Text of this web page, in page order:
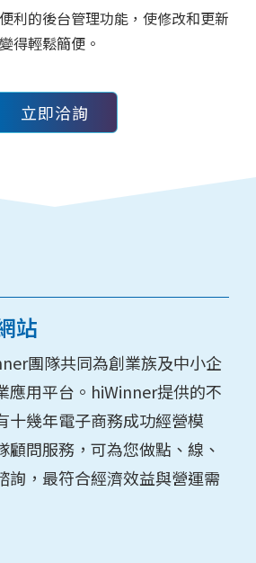
利的後台管理功能，使修改和更新
得輕鬆簡便。
立即洽詢
站
團隊共同為創業族及中小企
應用平台。hiWinner提供的不
十幾年電子商務成功經營模
顧問服務，可為您做點、線、
詢，最符合經濟效益與營運需